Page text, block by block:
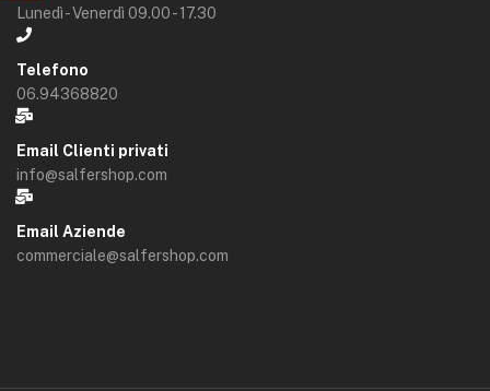
Lunedì - Venerdì 09.00 - 17.30
Telefono
06.94368820
Email Clienti privati
info@salfershop.com
Email Aziende
commerciale@salfershop.com